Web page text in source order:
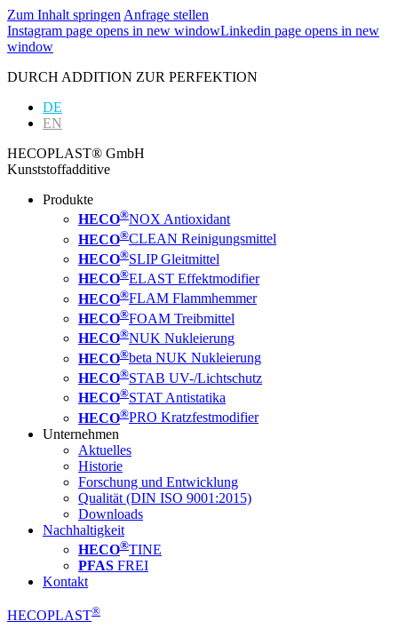
Zum Inhalt springen Anfrage stellen
Instagram page opens in new windowLinkedin page opens in new
window
DURCH ADDITION ZUR PERFEKTION
DE
EN
HECOPLAST® GmbH
Kunststoffadditive
Produkte
HECO®NOX Antioxidant
HECO®CLEAN Reinigungsmittel
HECO®SLIP Gleitmittel
HECO®ELAST Effektmodifier
HECO®FLAM Flammhemmer
HECO®FOAM Treibmittel
HECO®NUK Nukleierung
HECO®beta NUK Nukleierung
HECO®STAB UV-/Lichtschutz
HECO®STAT Antistatika
HECO®PRO Kratzfestmodifier
Unternehmen
Aktuelles
Historie
Forschung und Entwicklung
Qualität (DIN ISO 9001:2015)
Downloads
Nachhaltigkeit
HECO®TINE
PFAS FREI
Kontakt
HECOPLAST®